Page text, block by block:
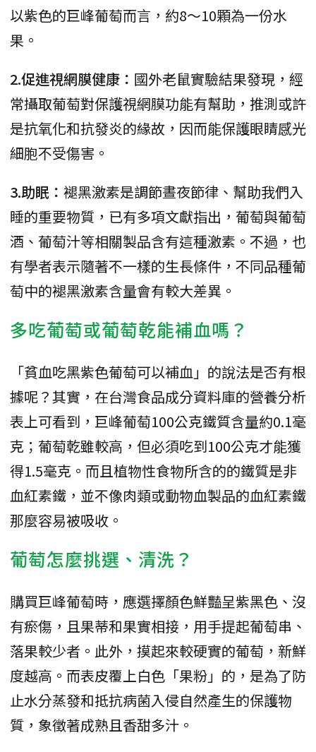
以紫色的巨峰葡萄而言，約8～10顆為一份水
果。
2.促進視網膜健康： 國外老鼠實驗結果發現，經
常攝取葡萄對保護視網膜功能有幫助，推測或許
是抗氧化和抗發炎的緣故，因而能保護眼睛感光
細胞不受傷害。
3.助眠： 褪黑激素是調節晝夜節律、幫助我們入
睡的重要物質，已有多項文獻指出，葡萄與葡萄
酒、葡萄汁等相關製品含有這種激素。不過，也
有學者表示隨著不一樣的生長條件，不同品種葡
萄中的褪黑激素含量會有較大差異。
多吃葡萄或葡萄乾能補血嗎？
「貧血吃黑紫色葡萄可以補血」的說法是否有根
據呢？其實，在台灣食品成分資料庫的營養分析
表上可看到，巨峰葡萄100公克鐵質含量約0.1毫
克；葡萄乾雖較高，但必須吃到100公克才能獲
得1.5毫克。而且植物性食物所含的的鐵質是非
血紅素鐵，並不像肉類或動物血製品的血紅素鐵
那麼容易被吸收。
葡萄怎麼挑選、清洗？
購買巨峰葡萄時，應選擇顏色鮮豔呈紫黑色、沒
有瘀傷，且果蒂和果實相接，用手提起葡萄串、
落果較少者。此外，摸起來較硬實的葡萄，新鮮
度越高。而表皮覆上白色「果粉」的，是為了防
止水分蒸發和抵抗病菌入侵自然產生的保護物
質，象徵著成熟且香甜多汁。